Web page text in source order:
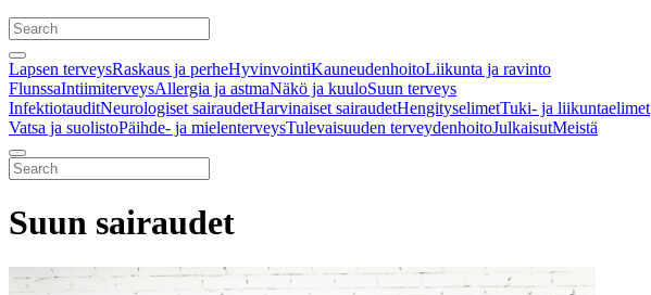
Lapsen terveysRaskaus ja perheHyvinvointiKauneudenhoitoLiikunta ja ravinto
FlunssaIntiimiterveysAllergia ja astmaNäkö ja kuuloSuun terveys
InfektiotauditNeurologiset sairaudetHarvinaiset sairaudetHengityselimetTuki- ja liikuntaelimet
Vatsa ja suolistoPäihde- ja mielenterveysTulevaisuuden terveydenhoitoJulkaisutMeistä
Suun sairaudet